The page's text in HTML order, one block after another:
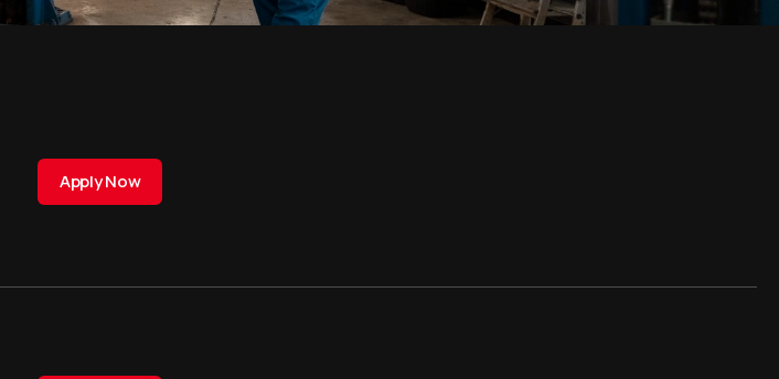
Apply Now